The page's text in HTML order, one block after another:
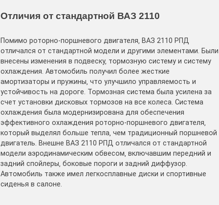
Отличия от стандартной ВАЗ 2110
Помимо роторно-поршневого двигателя‚ ВАЗ 2110 РПД
отличался от стандартной модели и другими элементами․ Были
внесены изменения в подвеску‚ тормозную систему и систему
охлаждения․ Автомобиль получил более жесткие
амортизаторы и пружины‚ что улучшило управляемость и
устойчивость на дороге․ Тормозная система была усилена за
счет установки дисковых тормозов на все колеса․ Система
охлаждения была модернизирована для обеспечения
эффективного охлаждения роторно-поршневого двигателя‚
который выделял больше тепла‚ чем традиционный поршневой
двигатель․ Внешне ВАЗ 2110 РПД отличался от стандартной
модели аэродинамическим обвесом‚ включавшим передний и
задний спойлеры‚ боковые пороги и задний диффузор․
Автомобиль также имел легкосплавные диски и спортивные
сиденья в салоне․